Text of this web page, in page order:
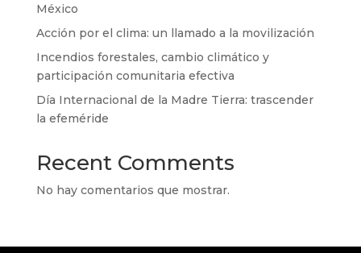
México
Acción por el clima: un llamado a la movilización
Incendios forestales, cambio climático y
participación comunitaria efectiva
Día Internacional de la Madre Tierra: trascender
la efeméride
Recent Comments
No hay comentarios que mostrar.